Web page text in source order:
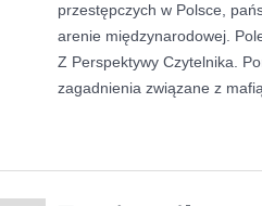
przestępczych w Polsce,
arenie międzynarodowej.
Z Perspektywy Czytelnika.
zagadnienia związane z